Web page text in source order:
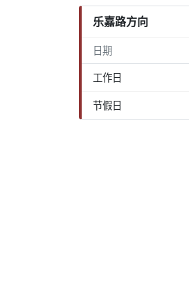
乐嘉路方向
日期
工作日
节假日